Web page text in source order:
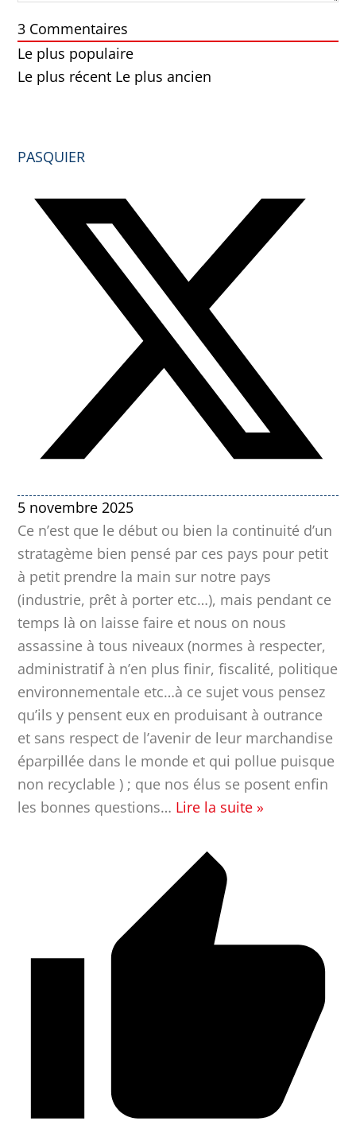
3 Commentaires
Le plus populaire
Le plus récent Le plus ancien
PASQUIER
5 novembre 2025
Ce n’est que le début ou bien la continuité d’un
stratagème bien pensé par ces pays pour petit
à petit prendre la main sur notre pays
(industrie, prêt à porter etc…), mais pendant ce
temps là on laisse faire et nous on nous
assassine à tous niveaux (normes à respecter,
administratif à n’en plus finir, fiscalité, politique
environnementale etc…à ce sujet vous pensez
qu’ils y pensent eux en produisant à outrance
et sans respect de l’avenir de leur marchandise
éparpillée dans le monde et qui pollue puisque
non recyclable ) ; que nos élus se posent enfin
les bonnes questions… Lire la suite »